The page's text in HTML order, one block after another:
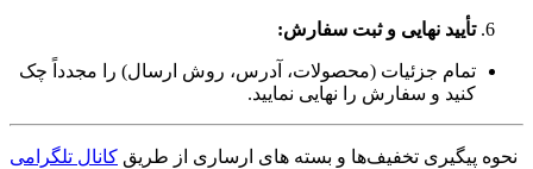
تأیید نهایی و ثبت سفارش:
تمام جزئیات (محصولات، آدرس، روش ارسال) را مجدداً چک
کنید و سفارش را نهایی نمایید.
نحوه پیگیری تخفیف‌ها و بسته های ارساری از طریق کانال تلگرامی